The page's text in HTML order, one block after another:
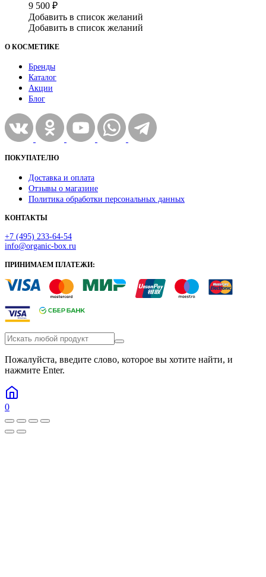
9 500 ₽
Добавить в список желаний
Добавить в список желаний
О КОСМЕТИКЕ
Бренды
Каталог
Акции
Блог
ПОКУПАТЕЛЮ
Доставка и оплата
Отзывы о магазине
Политика обработки персональных данных
КОНТАКТЫ
+7 (495) 233-64-54
info@organic-box.ru
ПРИНИМАЕМ ПЛАТЕЖИ:
Пожалуйста, введите слово, которое вы хотите найти, и
нажмите Enter.
0